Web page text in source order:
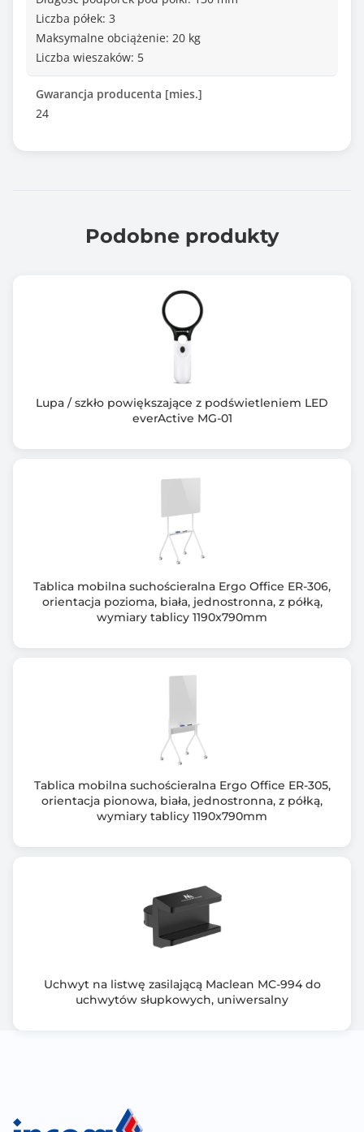
Liczba półek: 3
Maksymalne obciążenie: 20 kg
Liczba wieszaków: 5
Gwarancja producenta [mies.]
24
Podobne produkty
Lupa / szkło powiększające z podświetleniem LED
everActive MG-01
Tablica mobilna suchościeralna Ergo Office ER-306,
orientacja pozioma, biała, jednostronna, z półką,
wymiary tablicy 1190x790mm
Tablica mobilna suchościeralna Ergo Office ER-305,
orientacja pionowa, biała, jednostronna, z półką,
wymiary tablicy 1190x790mm
Uchwyt na listwę zasilającą Maclean MC-994 do
uchwytów słupkowych, uniwersalny